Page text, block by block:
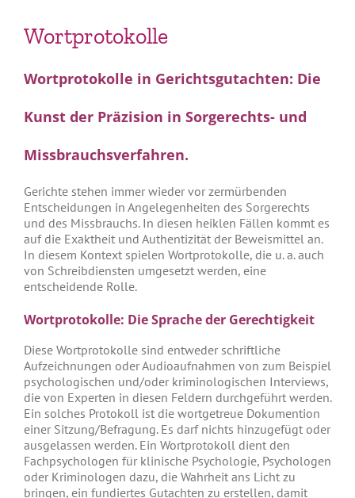
Wortprotokolle
Wortprotokolle in Gerichtsgutachten: Die
Kunst der Präzision in Sorgerechts- und
Missbrauchsverfahren.
Gerichte stehen immer wieder vor zermürbenden
Entscheidungen in Angelegenheiten des Sorgerechts
und des Missbrauchs. In diesen heiklen Fällen kommt es
auf die Exaktheit und Authentizität der Beweismittel an.
In diesem Kontext spielen Wortprotokolle, die u. a. auch
von Schreibdiensten umgesetzt werden, eine
entscheidende Rolle.
Wortprotokolle: Die Sprache der Gerechtigkeit
Diese Wortprotokolle sind entweder schriftliche
Aufzeichnungen oder Audioaufnahmen von zum Beispiel
psychologischen und/oder kriminologischen Interviews,
die von Experten in diesen Feldern durchgeführt werden.
Ein solches Protokoll ist die wortgetreue Dokumention
einer Sitzung/Befragung. Es darf nichts hinzugefügt oder
ausgelassen werden. Ein Wortprotokoll dient den
Fachpsychologen für klinische Psychologie, Psychologen
oder Kriminologen dazu, die Wahrheit ans Licht zu
bringen, ein fundiertes Gutachten zu erstellen, damit